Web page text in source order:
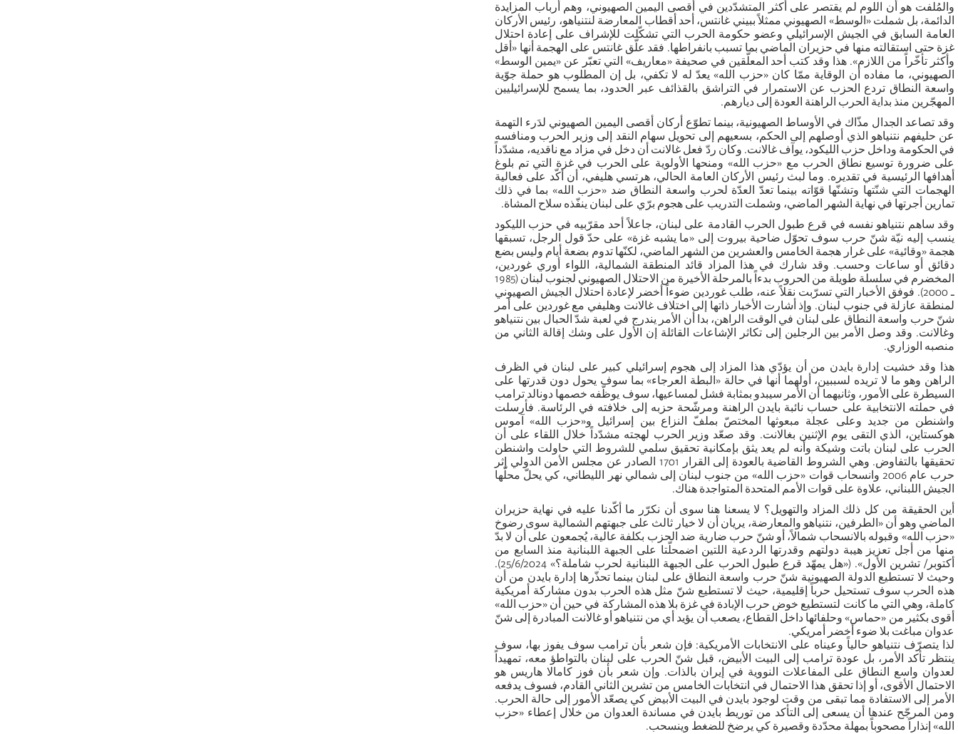
والمُلفت هو أن اللوم لم يقتصر على أكثر المتشدّدين في أقصى اليمين الصهيوني، وهم أرباب المزايدة
الدائمة، بل شملت «الوسط» الصهيوني ممثلاً ببيني غانتس، أحد أقطاب المعارضة لنتنياهو، رئيس الأركان
العامة السابق في الجيش الإسرائيلي وعضو حكومة الحرب التي تشكّلت للإشراف على إعادة احتلال
غزة حتى استقالته منها في حزيران الماضي بما تسبب بانفراطها. فقد علّق غانتس على الهجمة أنها «أقل
وأكثر تأخّراً من اللازم». هذا وقد كتب أحد المعلّقين في صحيفة «معاريف» التي تعبّر عن «يمين الوسط»
الصهيوني، ما مفاده أن الوقاية ممّا كان «حزب الله» يعدّ له لا تكفي، بل إن المطلوب هو حملة جوّية
واسعة النطاق تردع الحزب عن الاستمرار في التراشق بالقذائف عبر الحدود، بما يسمح للإسرائيليين
المهجّرين منذ بداية الحرب الراهنة العودة إلى ديارهم.
وقد تصاعد الجدال مذّاك في الأوساط الصهيونية، بينما تطوّع أركان أقصى اليمين الصهيوني لدَرء التهمة
عن حليفهم نتنياهو الذي أوصلهم إلى الحكم، بسعيهم إلى تحويل سهام النقد إلى وزير الحرب ومنافسه
في الحكومة وداخل حزب الليكود، يوآف غالانت. وكان ردّ فعل غالانت أن دخل في مزاد مع ناقديه، مشدّداً
على ضرورة توسيع نطاق الحرب مع «حزب الله» ومنحها الأولوية على الحرب في غزة التي تم بلوغ
أهدافها الرئيسية في تقديره. وما لبث رئيس الأركان العامة الحالي، هرتسي هليفي، أن أكّد على فعالية
الهجمات التي شنّتها وتشنّها قوّاته بينما تعدّ العدّة لحرب واسعة النطاق ضد «حزب الله» بما في ذلك
تمارين أجرتها في نهاية الشهر الماضي، وشملت التدريب على هجوم برّي على لبنان ينفّذه سلاح المشاة.
وقد ساهم نتنياهو نفسه في قرع طبول الحرب القادمة على لبنان، جاعلاً أحد مقرّبيه في حزب الليكود
ينسب إليه نيّة شنّ حرب سوف تحوّل ضاحية بيروت إلى «ما يشبه غزة» على حدّ قول الرجل، تسبقها
هجمة «وقائية» على غرار هجمة الخامس والعشرين من الشهر الماضي، لكنّها تدوم بضعة أيام وليس بضع
دقائق أو ساعات وحسب. وقد شارك في هذا المزاد قائد المنطقة الشمالية، اللواء أوري غوردين،
المخضرم في سلسلة طويلة من الحروب بدءاً بالمرحلة الأخيرة من الاحتلال الصهيوني لجنوب لبنان (1985
ـ 2000). فوفق الأخبار التي تسرّبت نقلاً عنه، طلب غوردين ضوءاً أخضر لإعادة احتلال الجيش الصهيوني
لمنطقة عازلة في جنوب لبنان. وإذ أشارت الأخبار ذاتها إلى اختلاف غالانت وهليفي مع غوردين على أمر
شنّ حرب واسعة النطاق على لبنان في الوقت الراهن، بدا أن الأمر يندرج في لعبة شدّ الحبال بين نتنياهو
وغالانت. وقد وصل الأمر بين الرجلين إلى تكاثر الإشاعات القائلة إن الأول على وشك إقالة الثاني من
منصبه الوزاري.
هذا وقد خشيت إدارة بايدن من أن يؤدّي هذا المزاد إلى هجوم إسرائيلي كبير على لبنان في الظرف
الراهن وهو ما لا تريده لسببين، أولهما أنها في حالة «البطة العرجاء» بما سوف يحول دون قدرتها على
السيطرة على الأمور، وثانيهما أن الأمر سيبدو بمثابة فشل لمساعيها، سوف يوظّفه خصمها دونالد ترامب
في حملته الانتخابية على حساب نائبة بايدن الراهنة ومرشّحة حزبه إلى خلافته في الرئاسة. فأرسلت
واشنطن من جديد وعلى عجلة مبعوثها المختصّ بملفّ النزاع بين إسرائيل و«حزب الله» آموس
هوكستاين، الذي التقى يوم الإثنين بغالانت. وقد صعّد وزير الحرب لهجته مشدّداً خلال اللقاء على أن
الحرب على لبنان باتت وشيكة وأنه لم يعد يثق بإمكانية تحقيق سلمي للشروط التي حاولت واشنطن
تحقيقها بالتفاوض. وهي الشروط القاضية بالعودة إلى القرار 1701 الصادر عن مجلس الأمن الدولي إثر
حرب عام 2006 وانسحاب قوات «حزب الله» من جنوب لبنان إلى شمالي نهر الليطاني، كي يحلّ محلّها
الجيش اللبناني، علاوة على قوات الأمم المتحدة المتواجدة هناك.
أين الحقيقة من كل ذلك المزاد والتهويل؟ لا يسعنا هنا سوى أن نكرّر ما أكّدنا عليه في نهاية حزيران
الماضي وهو أن «الطرفين، نتنياهو والمعارضة، يريان أن لا خيار ثالث على جبهتهم الشمالية سوى رضوخ
«حزب الله» وقبوله بالانسحاب شمالاً، أو شنّ حرب ضارية ضد الحزب بكلفة عالية، يُجمعون على أن لا بدّ
منها من أجل تعزيز هيبة دولتهم وقدرتها الردعية اللتين اضمحلّتا على الجبهة اللبنانية منذ السابع من
أكتوبر/ تشرين الأول». («هل يمهّد قرع طبول الحرب على الجبهة اللبنانية لحرب شاملة؟» 25/6/2024).
وحيث لا تستطيع الدولة الصهيونية شنّ حرب واسعة النطاق على لبنان بينما تحذّرها إدارة بايدن من أن
هذه الحرب سوف تستحيل حرباً إقليمية، حيث لا تستطيع شنّ مثل هذه الحرب بدون مشاركة أمريكية
كاملة، وهي التي ما كانت لتستطيع خوض حرب الإبادة في غزة بلا هذه المشاركة في حين أن «حزب الله»
أقوى بكثير من «حماس» وحلفائها داخل القطاع، يصعب أن يؤيد أي من نتنياهو أو غالانت المبادرة إلى شنّ
عدوان مباغت بلا ضوء أخضر أمريكي.
لذا يتصرّف نتنياهو حالياً وعيناه على الانتخابات الأمريكية: فإن شعر بأن ترامب سوف يفوز بها، سوف
ينتظر تأكد الأمر، بل عودة ترامب إلى البيت الأبيض، قبل شنّ الحرب على لبنان بالتواطؤ معه، تمهيداً
لعدوان واسع النطاق على المفاعلات النووية في إيران بالذات. وإن شعر بأن فوز كامالا هاريس هو
الاحتمال الأقوى، أو إذا تحقق هذا الاحتمال في انتخابات الخامس من تشرين الثاني القادم، فسوف يدفعه
الأمر إلى الاستفادة مما تبقى من وقت لوجود بايدن في البيت الأبيض كي يصعّد الأمور إلى حالة الحرب.
ومن المرجّح عندها أن يسعى إلى التأكد من توريط بايدن في مساندة العدوان من خلال إعطاء «حزب
الله» إنذاراً مصحوباً بمهلة محدّدة وقصيرة كي يرضخ للضغط وينسحب.